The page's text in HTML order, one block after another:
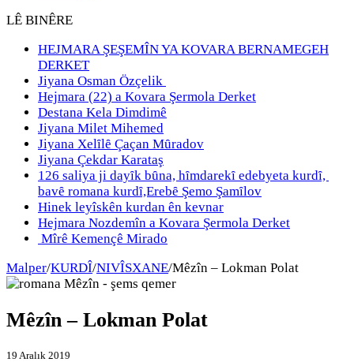
LÊ BINÊRE
HEJMARA ŞEŞEMÎN YA KOVARA BERNAMEGEH
DERKET
Jiyana Osman Özçelik
Hejmara (22) a Kovara Şermola Derket
Destana Kela Dimdimê
Jiyana Milet Mihemed
Jiyana Xelȋlȇ Çaçan Mȗradov
Jiyana Çekdar Karataş
126 saliya ji dayȋk bȗna, hȋmdarekȋ edebyeta kurdȋ,
bavȇ romana kurdȋ,Erebȇ Şemo Şamȋlov
Hinek leyîskên kurdan ên kevnar
Hejmara Nozdemîn a Kovara Şermola Derket
Mîrê Kemençê Mirado
Malper/KURDÎ/NIVÎSXANE/Mêzîn – Lokman Polat
Mêzîn – Lokman Polat
19 Aralık 2019